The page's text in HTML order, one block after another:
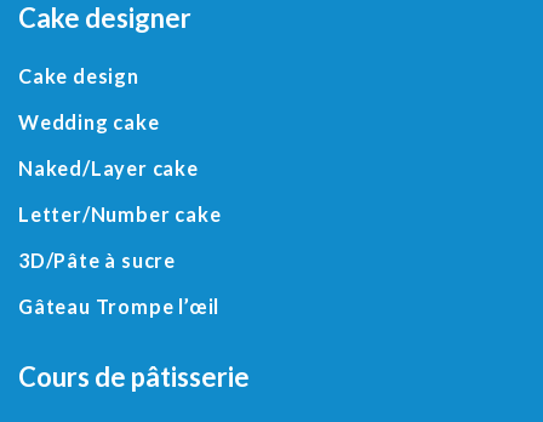
Cake designer
Cake design
Wedding cake
Naked/Layer cake
Letter/Number cake
3D/Pâte à sucre
Gâteau Trompe l’œil
Cours de pâtisserie